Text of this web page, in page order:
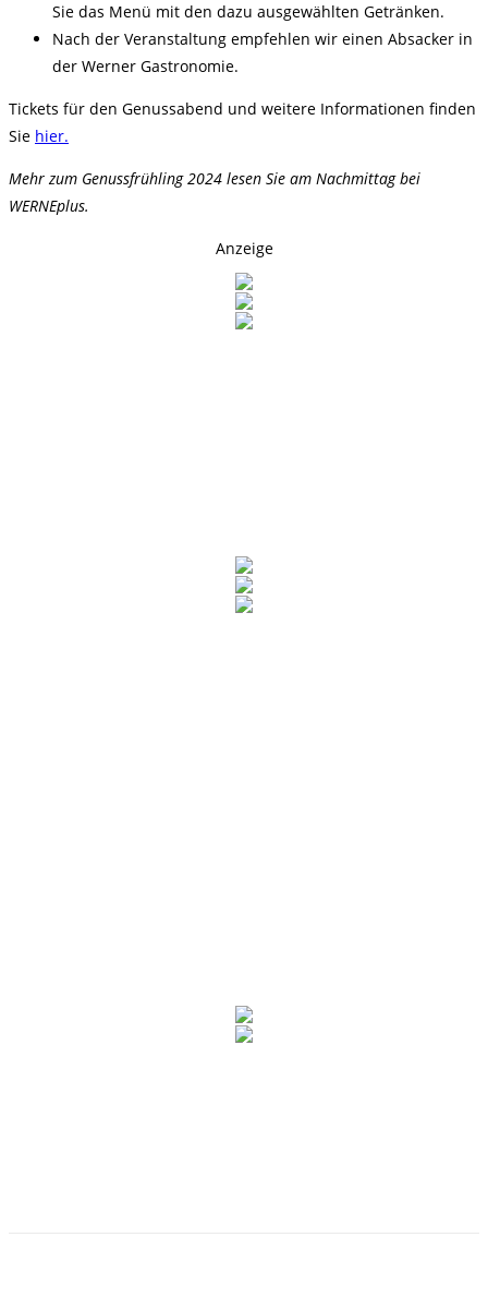
Sie das Menü mit den dazu ausgewählten Getränken.
Nach der Veranstaltung empfehlen wir einen Absacker in
der Werner Gastronomie.
Tickets für den Genussabend und weitere Informationen finden
Sie hier.
Mehr zum Genussfrühling 2024 lesen Sie am Nachmittag bei
WERNEplus.
Anzeige